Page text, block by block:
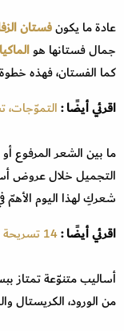
عادة ما يكونفستان
جمال فستانها هو
كما الفستان، فهذه
اقرئي أيضًا :
ما بين الشعر المرفوع
التجميل خلال عروض
شعركِ لهذا اليوم الأهمّ
اقرئي أيضًا :14 تسريحة للغرّة الجانبيّة من وحي النجمات
أساليب متنوّعة تمتاز
من الورود، الكريستال